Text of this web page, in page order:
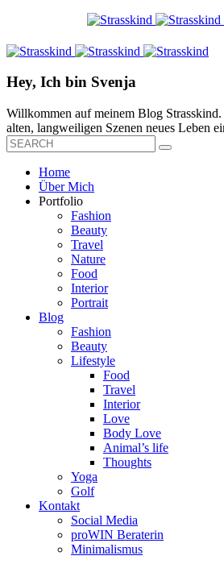
Hey, Ich bin Svenja
Willkommen auf meinem Blog
alten, langweiligen Szenen neues Leben
Home
Über Mich
Portfolio
Fashion
Beauty
Travel
Nature
Food
Interior
Portrait
Blog
Fashion
Beauty
Lifestyle
Food
Travel
Interior
Love
Body Love
Animal’s life
Thoughts
Yoga
Golf
Kontakt
Social Media
proWIN Beraterin
Minimalismus